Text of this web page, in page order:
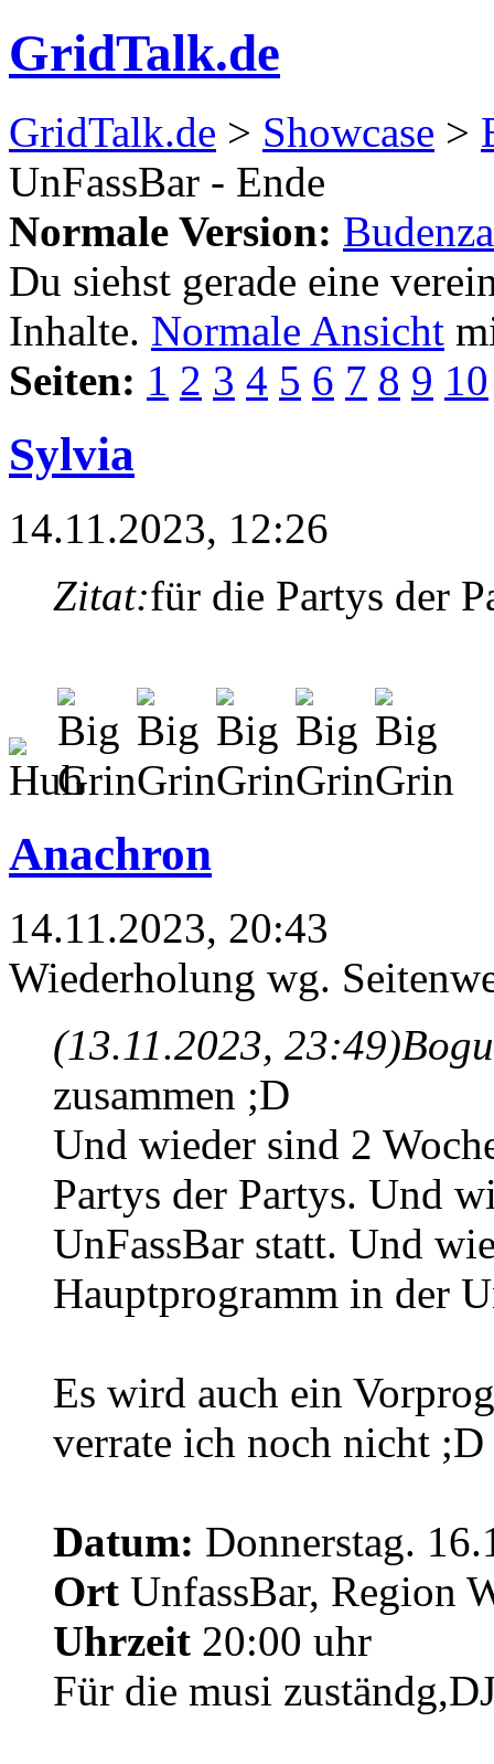
GridTalk.de
GridTalk.de > Showcase >
UnFassBar - Ende
Normale Version:
Du siehst gerade eine
Inhalte. Normale Ansicht
Seiten: 1 2 3 4 5 6 7 8 9 10
Sylvia
14.11.2023, 12:26
Zitat:für die Partys der
Anachron
14.11.2023, 20:43
Wiederholung wg.
(13.11.2023, 23:49)
zusammen ;D
Und wieder sind 2
Partys der Partys. Und
UnFassBar statt. Und
Hauptprogramm in der
Es wird auch ein
verrate ich noch nicht ;D
Datum: Donnerstag.
Ort UnfassBar, Region
Uhrzeit 20:00 uhr
Für die musi